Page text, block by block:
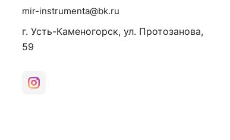
mir-instrumenta@bk.ru
г. Усть-Каменогорск, ул. Протозанова,
59